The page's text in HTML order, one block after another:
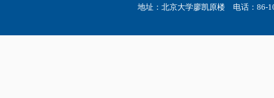
地址：北京大学廖凯原楼 电话：86-